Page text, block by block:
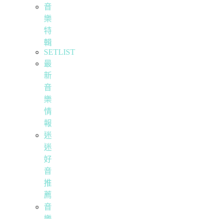
音
樂
特
輯
SETLIST
最
新
音
樂
情
報
迷
迷
好
音
推
薦
音